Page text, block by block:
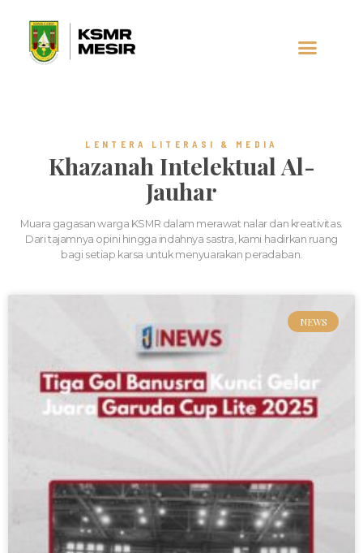
LENTERA LITERASI & MEDIA
Khazanah Intelektual Al-
Jauhar
Muara gagasan warga KSMR dalam merawat nalar dan kreativitas.
Dari tajamnya opini hingga indahnya sastra, kami hadirkan ruang
bagi setiap karsa untuk menyuarakan peradaban.
NEWS